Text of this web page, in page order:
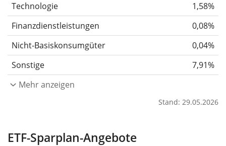
Technologie
1,58%
Finanzdienstleistungen
0,08%
Nicht-Basiskonsumgüter
0,04%
Sonstige
7,91%
Mehr anzeigen
Stand: 29.05.2026
ETF-Sparplan-Angebote